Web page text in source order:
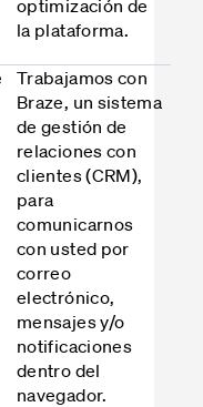
optimización de
la plataforma.
Trabajamos con
Braze, un sistema
de gestión de
relaciones con
clientes (CRM),
para
comunicarnos
con usted por
correo
electrónico,
mensajes y/o
notificaciones
dentro del
navegador.